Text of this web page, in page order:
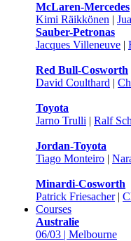
McLaren-Mercedes
Kimi Räikkönen |
Sauber-Petronas
Jacques Villeneuve |
Red Bull-Cosworth
David Coulthard |
Toyota
Jarno Trulli | Ralf
Jordan-Toyota
Tiago Monteiro |
Minardi-Cosworth
Patrick Friesacher|
Courses
Australie
06/03 | Melbourne